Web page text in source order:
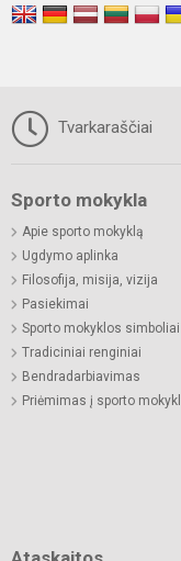
Tvarkaraščiai
Sporto mokykla
Apie sporto mokyklą
Ugdymo aplinka
Filosofija, misija, vizija
Pasiekimai
Sporto mokyklos simboliai
Tradiciniai renginiai
Bendradarbiavimas
Priėmimas į sporto